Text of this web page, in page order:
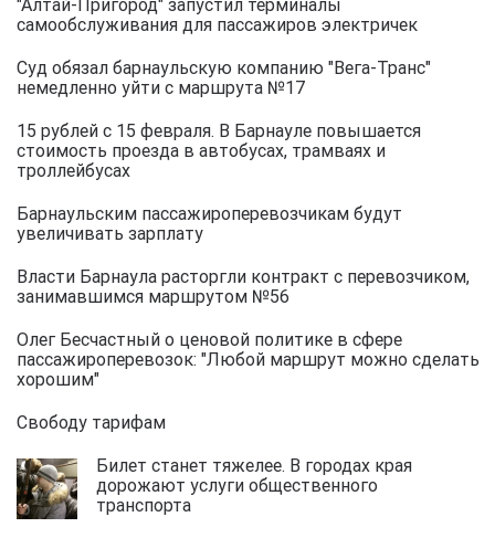
самообслуживания для пассажиров электричек
Суд обязал барнаульскую компанию "Вега-Транс"
немедленно уйти с маршрута №17
15 рублей с 15 февраля. В Барнауле повышается
стоимость проезда в автобусах, трамваях и
троллейбусах
Барнаульским пассажироперевозчикам будут
увеличивать зарплату
Власти Барнаула расторгли контракт с перевозчиком,
занимавшимся маршрутом №56
Олег Бесчастный о ценовой политике в сфере
пассажироперевозок: "Любой маршрут можно сделать
хорошим"
Свободу тарифам
Билет станет тяжелее. В городах края
дорожают услуги общественного
транспорта